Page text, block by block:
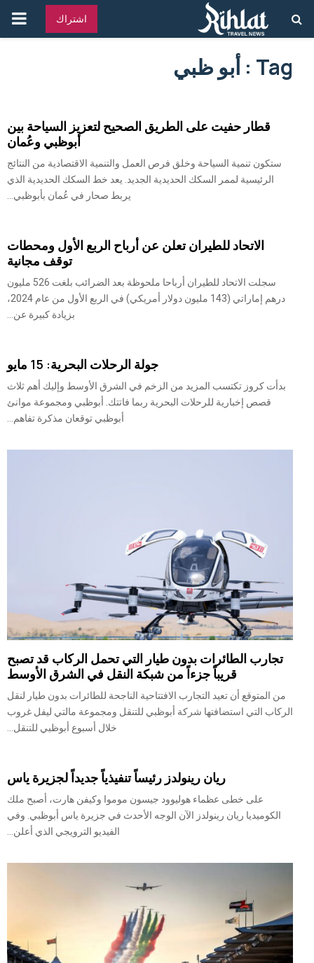
اشتراك
Tag : أبو ظبي
قطار حفيت على الطريق الصحيح لتعزيز السياحة بين
أبوظبي وعُمان
ستكون تنمية السياحة وخلق فرص العمل والتنمية الاقتصادية من النتائج
الرئيسية لممر السكك الحديدية الجديد. يعد خط السكك الحديدية الذي
يربط صحار في عُمان بأبوظبي...
الاتحاد للطيران تعلن عن أرباح الربع الأول ومحطات
توقف مجانية
سجلت الاتحاد للطيران أرباحا ملحوظة بعد الضرائب بلغت 526 مليون
درهم إماراتي (143 مليون دولار أمريكي) في الربع الأول من عام 2024،
بزيادة كبيرة عن...
جولة الرحلات البحرية: 15 مايو
بدأت كروز تكتسب المزيد من الزخم في الشرق الأوسط وإليك أهم ثلاث
قصص إخبارية للرحلات البحرية ربما فاتتك. أبوظبي ومجموعة موانئ
أبوظبي توقعان مذكرة تفاهم...
تجارب الطائرات بدون طيار التي تحمل الركاب قد تصبح
قريباً جزءاً من شبكة النقل في الشرق الأوسط
من المتوقع أن تعيد التجارب الافتتاحية الناجحة للطائرات بدون طيار لنقل
الركاب التي استضافتها شركة أبوظبي للتنقل ومجموعة مالتي ليفل غروب
خلال أسبوع أبوظبي للتنقل...
ريان رينولدز رئيساً تنفيذياً جديداً لجزيرة ياس
على خطى عظماء هوليوود جيسون موموا وكيفن هارت، أصبح ملك
الكوميديا ريان رينولدز الآن الوجه الأحدث في جزيرة ياس أبوظبي. وفي
الفيديو الترويجي الذي أعلن...